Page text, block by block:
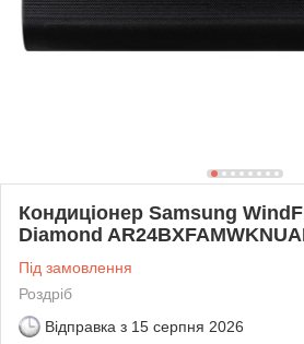
Кондиціонер Samsung
Diamond
Під замовлення
Роздріб
Відправка з 15 серпня 2026